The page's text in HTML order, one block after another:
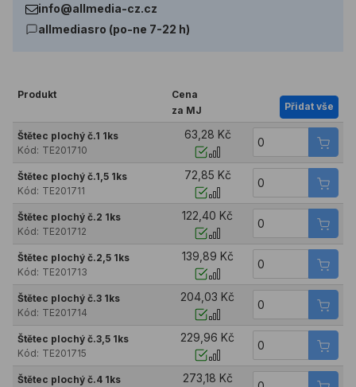
info@allmedia-cz.cz
allmediasro (po-ne 7-22 h)
Produkt
Cena
za MJ
Přidat vše
Štětec plochý č.1 1ks
Kód: TE201710
63,28 Kč
Štětec plochý č.1,5 1ks
Kód: TE201711
72,85 Kč
Štětec plochý č.2 1ks
Kód: TE201712
122,40 Kč
Štětec plochý č.2,5 1ks
Kód: TE201713
139,89 Kč
Štětec plochý č.3 1ks
Kód: TE201714
204,03 Kč
Štětec plochý č.3,5 1ks
Kód: TE201715
229,96 Kč
Štětec plochý č.4 1ks
273,18 Kč